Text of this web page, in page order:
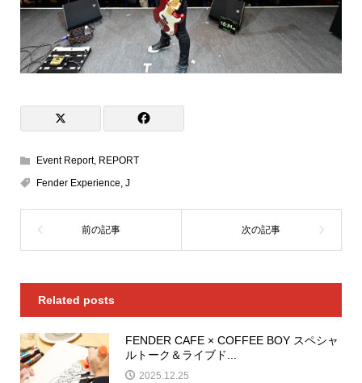
Event Report, REPORT
Fender Experience, J
Related posts
FENDER CAFE × COFFEE BOY スペシャ
ルトーク＆ライブド...
2025.12.25